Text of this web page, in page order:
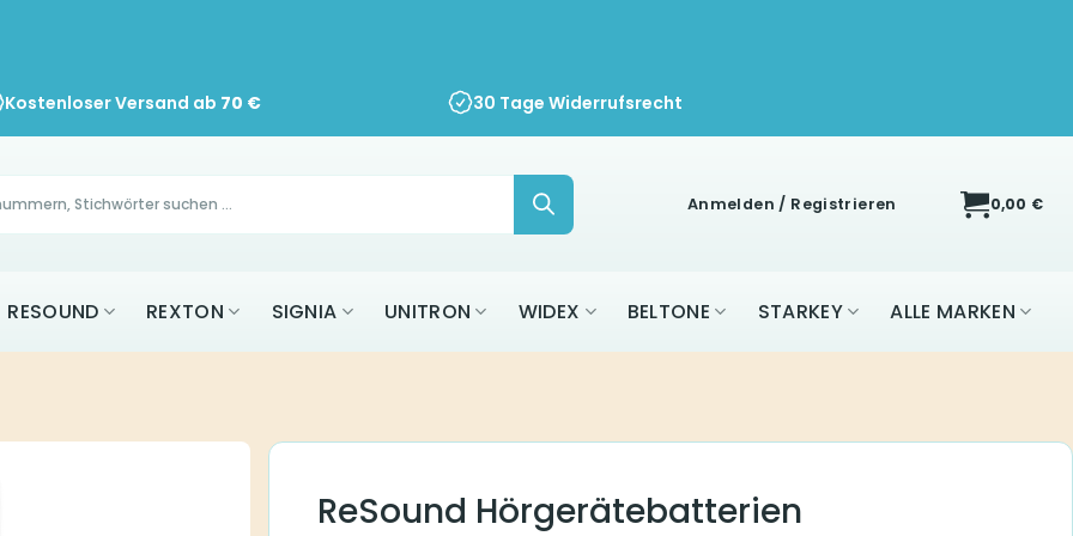
Kostenloser Versand ab 70 € 30 Tage Widerrufsrecht
Anmelden / Registrieren 0,00 €
RESOUND REXTON SIGNIA UNITRON WIDEX BELTONE STARKEY ALLE MARKEN
ReSound Hörgerätebatterien